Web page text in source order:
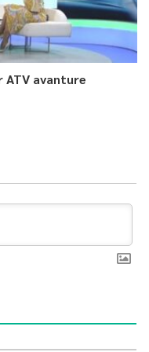
To smo rekli i na
na njihovu ruku, iako
što u košarci ne znači
nismo odustali. Uspjeli
u leđa kada je bilo
avanture